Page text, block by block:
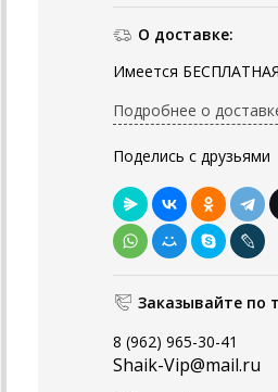
О доставке:
Имеется
Подробнее о
Поделись с друзьями
Заказывайте по
8 (962) 965-30-41
Shaik-Vip@mail.ru